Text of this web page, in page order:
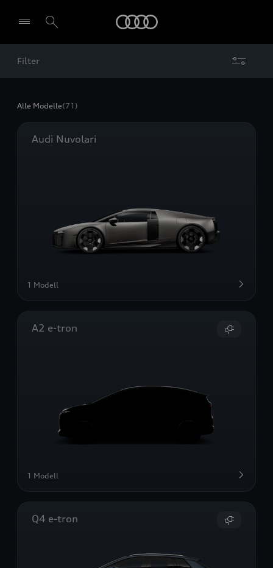
Filter
Alle Modelle(71)
Audi Nuvolari
1 Modell
A2 e-tron
1 Modell
Q4 e-tron